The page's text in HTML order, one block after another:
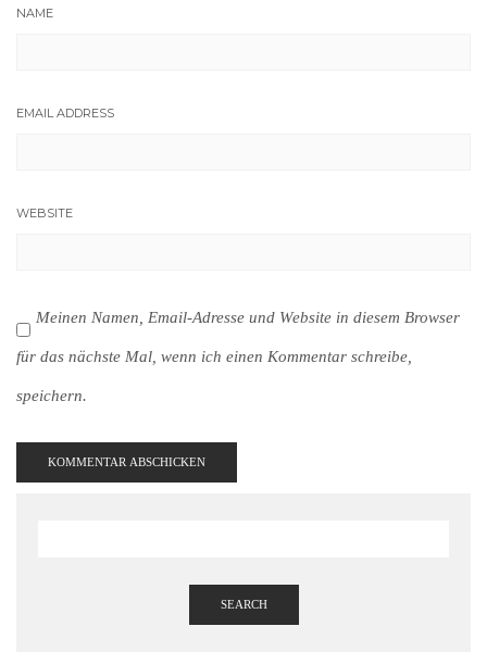
NAME
EMAIL ADDRESS
WEBSITE
Meinen Namen, Email-Adresse und Website in diesem Browser
für das nächste Mal, wenn ich einen Kommentar schreibe,
speichern.
SEARCH